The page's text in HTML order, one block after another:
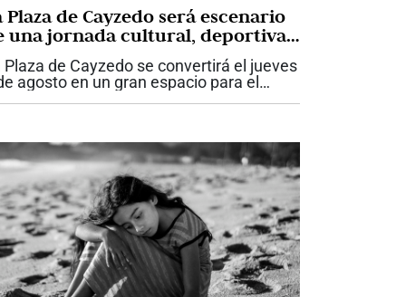
Plaza de Cayzedo será escenario
una jornada cultural, deportiva
mercado campesino
Plaza de Cayzedo se convertirá el jueves
agosto en un gran espacio para el
Para...